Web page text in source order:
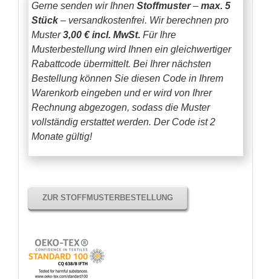
Gerne senden wir Ihnen Stoffmuster– max. 5
Stück– versandkostenfrei. Wir berechnen pro
Muster3,00 € incl. MwSt. Für Ihre
Musterbestellung wird Ihnen ein gleichwertiger
Rabattcode übermittelt. Bei Ihrer nächsten
Bestellung können Sie diesen Code in Ihrem
Warenkorb eingeben und er wird von Ihrer
Rechnung abgezogen, sodass die Muster
vollständig erstattet werden. Der Code ist 2
Monate gültig!
ZUR STOFFMUSTERBESTELLUNG